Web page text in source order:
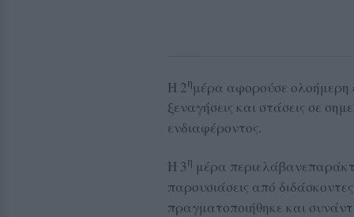
Η 2ημέρα αφορούσε ολοήμερη
ξεναγήσεις και στάσεις σε
ενδιαφέροντος.
Η 3η μέρα
παρουσιάσεις από
πραγματοποιήθηκε και